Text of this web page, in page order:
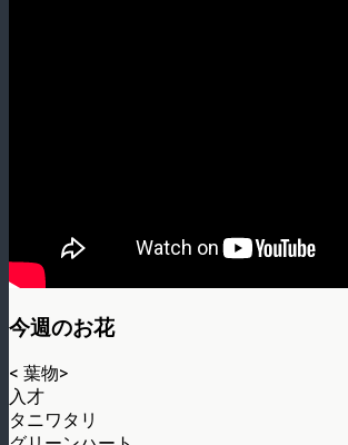
今週のお花
< 葉物>
入才
タニワタリ